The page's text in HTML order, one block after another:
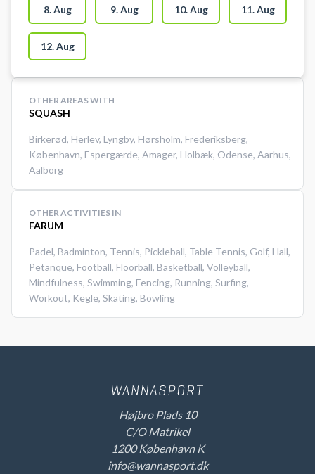
squash i Holbæk på en af de tre
squashbaner i Holbæk Sportsby.
Muligt at leje ketcher og købe
bolde.
8. Aug 9. Aug 10. Aug 11. Aug
12. Aug
OTHER AREAS WITH
SQUASH
Birkerød, Herlev, Lyngby, Hørsholm, Frederiksberg,
København, Espergærde, Amager, Holbæk, Odense, Aarhus,
Aalborg
OTHER ACTIVITIES IN
FARUM
Padel, Badminton, Tennis, Pickleball, Table Tennis, Golf, Hall,
Petanque, Football, Floorball, Basketball, Volleyball,
Mindfulness, Swimming, Fencing, Running, Surfing,
Workout, Kegle, Skating, Bowling
Højbro Plads 10
C/O Matrikel
1200 København K
info@wannasport.dk